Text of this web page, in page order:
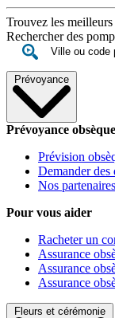
Trouvez les
Rechercher des
Prévoyance
Prévoyance
Prévision
Demander des
Nos partenaires
Pour vous aider
Racheter un
Assurance
Assurance
Assurance
Fleurs et cérémonie